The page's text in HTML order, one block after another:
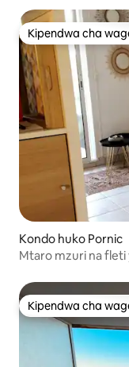
Kipendwa cha
Kipendwa cha
Kondo huko Pornic
Mtaro mzuri na fleti
Kipendwa cha
Kipendwa cha